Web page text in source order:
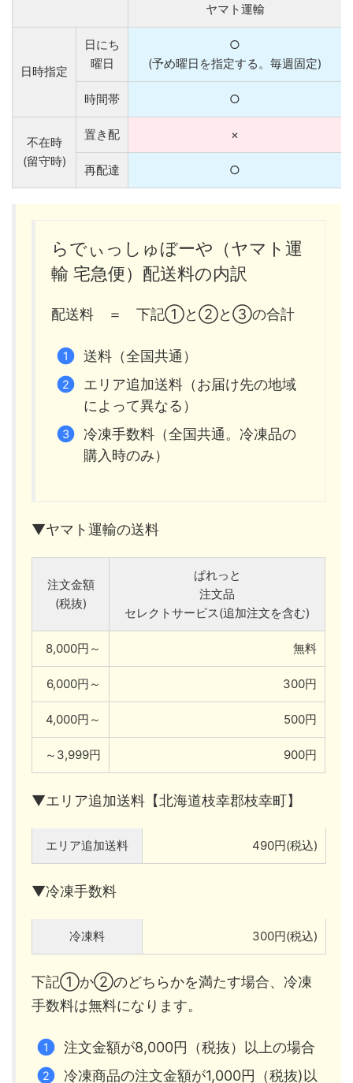
ヤマト運輸
日時指定
日にち
曜日
○
(予め曜日を指定する。毎週固定)
時間帯 ○
不在時
(留守時)
置き配 ×
再配達 ○
らでぃっしゅぼーや（ヤマト運
輸 宅急便）配送料の内訳
配送料 ＝ 下記①と②と③の合計
送料（全国共通）
エリア追加送料（お届け先の地域
によって異なる）
冷凍手数料（全国共通。冷凍品の
購入時のみ）
▼ヤマト運輸の送料
注文金額
(税抜)
ぱれっと
注文品
セレクトサービス(追加注文を含む)
8,000円～ 無料
6,000円～ 300円
4,000円～ 500円
～3,999円 900円
▼エリア追加送料【北海道枝幸郡枝幸町】
エリア追加送料 490円(税込)
▼冷凍手数料
冷凍料 300円(税込)
下記①か②のどちらかを満たす場合、冷凍
手数料は無料になります。
注文金額が8,000円（税抜）以上の場合
冷凍商品の注文金額が1,000円（税抜)以